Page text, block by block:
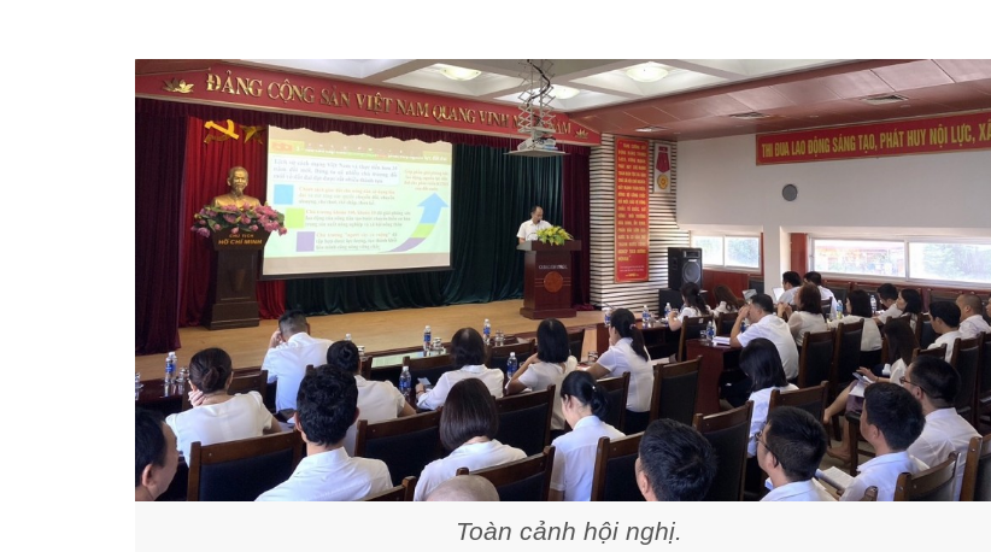
Toàn cảnh hội nghị.